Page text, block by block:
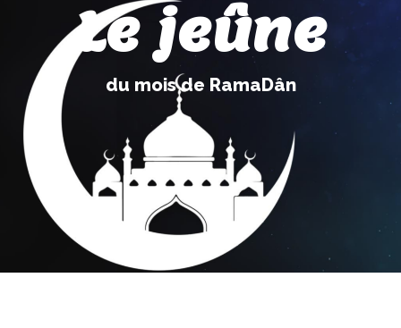
Le jeûne
du mois de RamaDân